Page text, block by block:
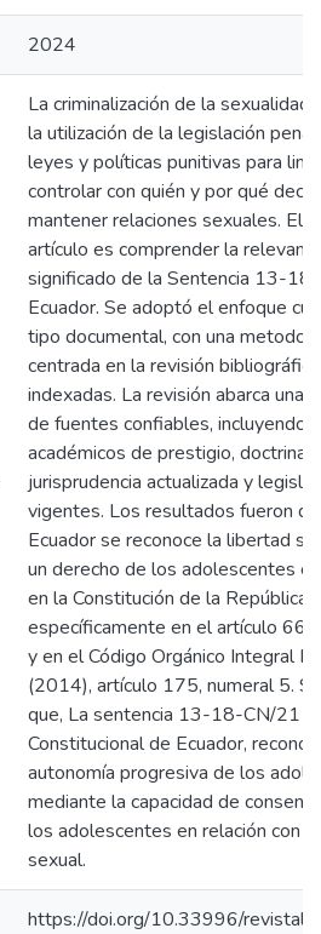
2024
La criminalización de la sexualidad
la utilización de la legislación
leyes y políticas punitivas para
controlar con quién y por qué
mantener relaciones sexuales. El
artículo es comprender la
significado de la Sentencia 13-
Ecuador. Se adoptó el enfoque
tipo documental, con una
centrada en la revisión
indexadas. La revisión abarca una
de fuentes confiables, incluyendo
académicos de prestigio,
jurisprudencia actualizada y
vigentes. Los resultados fueron
Ecuador se reconoce la libertad
un derecho de los adolescentes
en la Constitución de la República
específicamente en el artículo
y en el Código Orgánico Integral
(2014), artículo 175, numeral 5.
que, La sentencia 13-18-CN/21
Constitucional de Ecuador,
autonomía progresiva de los
mediante la capacidad de
los adolescentes en relación con
sexual.
https://doi.org/10.33996/